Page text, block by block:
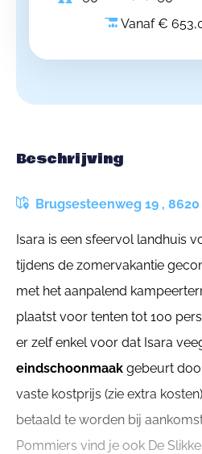
Vanaf €
Beschrijving
Brugsesteenweg 19 ,
Isara is een sfeervol landhuis
tijdens de zomervakantie
met het aanpalend
plaatst voor tenten tot 100
er zelf enkel voor dat Isara
eindschoonmaak gebeurt
vaste kostprijs (zie extra
betaald te worden bij
Pommiers vind je ook De